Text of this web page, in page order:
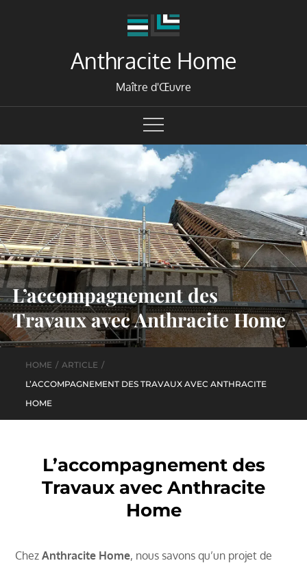
Anthracite Home
Maître d'Œuvre
L’accompagnement des
Travaux avec Anthracite Home
HOME
ARTICLE
L’ACCOMPAGNEMENT DES TRAVAUX AVEC ANTHRACITE
HOME
L’accompagnement des
Travaux avec Anthracite
Home
ChezAnthracite Home, nous savons qu’un projet de